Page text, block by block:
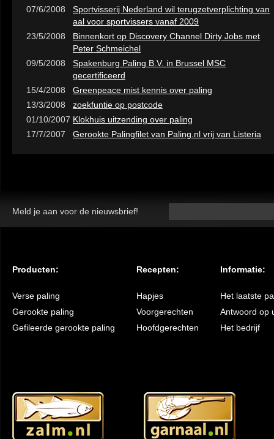
07/6/2008
Sportvisserij Nederland wil terugzetverplichting van
aal voor sportvissers vanaf 2009
23/5/2008
Binnenkort op Discovery Channel Dirty Jobs met
Peter Schmeichel
09/5/2008
Spakenburg Paling B.V. in Brussel MSC
gecertificeerd
15/4/2008
Greenpeace mist kennis over paling
13/3/2008
zoekfuntie op postcode
01/10/2007 Klokhuis uitzending over paling
17/7/2007
Gerookte Palingfilet van Paling.nl vrij van Listeria
Meld je aan voor de nieuwsbrief!
Producten:
Verse paling
Gerookte paling
Gefileerde gerookte paling
Recepten:
Hapjes
Voorgerechten
Hoofdgerechten
Informatie:
Het laatste
Antwoord op
Het bedrijf